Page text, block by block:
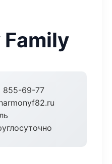
855-69-77